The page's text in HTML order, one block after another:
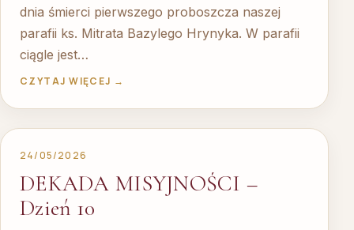
dnia śmierci pierwszego proboszcza naszej
parafii ks. Mitrata Bazylego Hrynyka. W parafii
ciągle jest…
CZYTAJ WIĘCEJ →
24/05/2026
DEKADA MISYJNOŚCI –
Dzień 10